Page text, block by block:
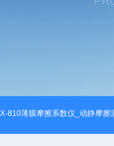
X-810薄膜摩擦系数仪_动静摩擦